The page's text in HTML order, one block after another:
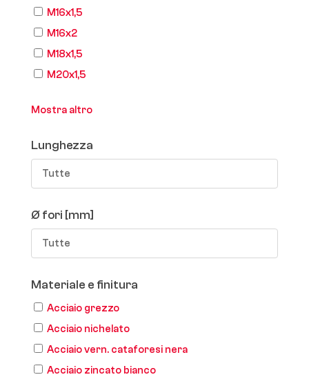
M16x1,5
M16x2
M18x1,5
M20x1,5
Mostra altro
Lunghezza
Tutte
Ø fori [mm]
Tutte
Materiale e finitura
Acciaio grezzo
Acciaio nichelato
Acciaio vern. cataforesi nera
Acciaio zincato bianco